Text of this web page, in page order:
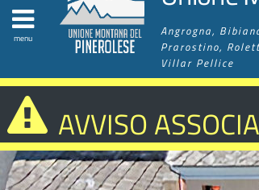
menu
Angrogna,
Prarostino,
Villar Pellice
AVVISO